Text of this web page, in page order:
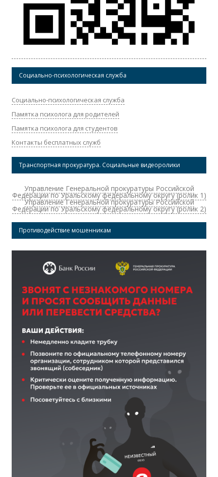
Социально-психологическая служба
Социально-психологическая служба
Памятка психолога для родителей
Памятка психолога для студентов
Контакты бесплатных служб
Транспортная прокуратура. Социальные видеоролики
Управление Генеральной прокуратуры Российской
Федерации по Уральскому федеральному округу (ролик 1)
Управление Генеральной прокуратуры Российской
Федерации по Уральскому федеральному округу (ролик 2)
Противодействие мошенникам